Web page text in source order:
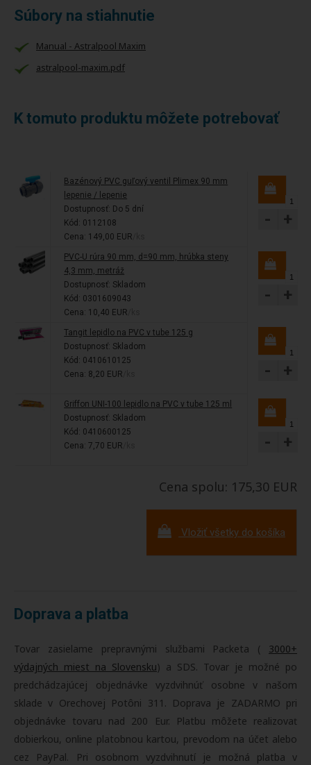
Súbory na stiahnutie
Manual - Astralpool Maxim
astralpool-maxim.pdf
K tomuto produktu môžete potrebovať
Bazénový PVC guľový ventil Plimex 90 mm
lepenie / lepenie
Dostupnosť: Do 5 dní
Kód: 0112108
Cena: 149,00 EUR
- +
PVC-U rúra 90 mm, d=90 mm, hrúbka steny
4,3 mm, metráž
Dostupnosť: Skladom
Kód: 0301609043
Cena: 10,40 EUR
- +
Tangit lepidlo na PVC v tube 125 g
Dostupnosť: Skladom
Kód: 0410610125
Cena: 8,20 EUR
- +
Griffon UNI-100 lepidlo na PVC v tube 125 ml
Dostupnosť: Skladom
Kód: 0410600125
Cena: 7,70 EUR
- +
Cena spolu: 175,30 EUR
Vložiť všetky do košíka
Doprava a platba
Tovar zasielame prepravnými službami Packeta ( 3000+
výdajných miest na Slovensku) a SDS. Tovar je možné po
predchádzajúcej objednávke vyzdvihnúť osobne v našom
sklade v Orechovej Potôni 311. Doprava je ZADARMO pri
objednávke tovaru nad 200 Eur. Platbu môžete realizovať
dobierkou, online platobnou kartou, prevodom na účet alebo
cez PayPal. Pri osobnom vyzdvihnutí je možná platba v